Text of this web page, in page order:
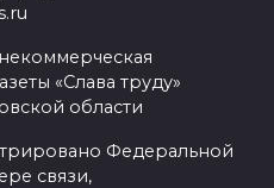
«Слава труду»
области
Федеральной
связи,